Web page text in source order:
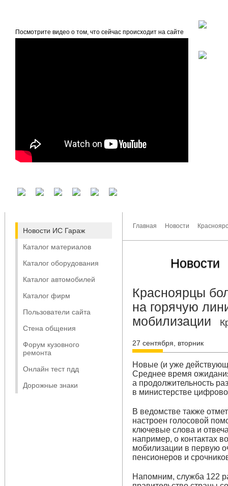
Посмотрите видео о том, что сейчас происходит на сайте
Новости ИС Гараж
Каталог материалов
Каталог оборудования
Каталог автомобилей
Каталог фирм
Пользователи сайта
Стена общения
Форум кузовного
ремонта
Онлайн тест пдд
Дорожные знаки
Главная Новости
Новости
Красноярцы
на горячую
мобилизации
27 сентября, вторник
Новые (и уже
Среднее время
а продолжительность
в министерстве
В ведомстве также
настроен голосовой
ключевые слова и
например, о контактах
мобилизации в первую
пенсионеров и
Напомним, служба 122